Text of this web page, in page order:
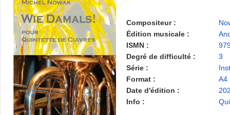
Compositeur :
Édition musicale :
ISMN :
Degré de difficulté :
3
Série :
Format :
A4
Date d'édition :
Info :